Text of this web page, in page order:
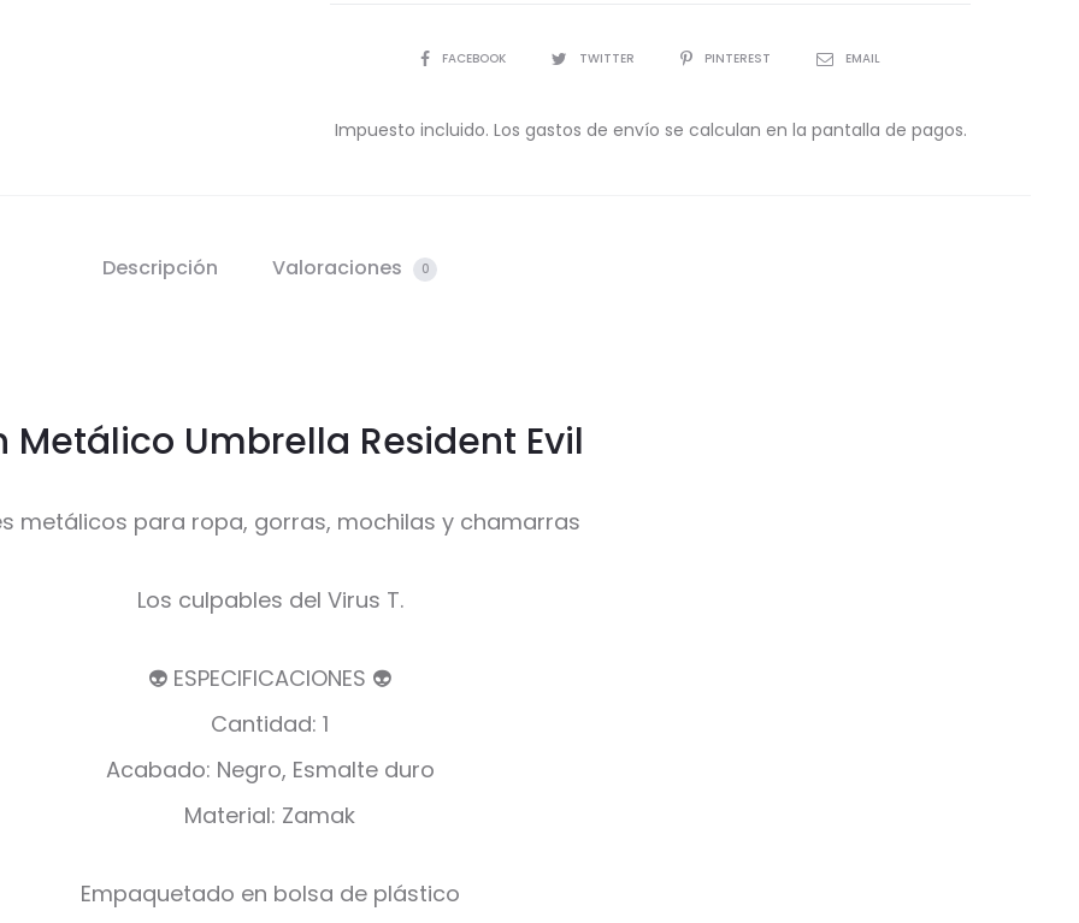
COMPARTIR
FACEBOOK TWITTER PINTEREST EMAIL
Impuesto incluido. Los gastos de envío se calculan en la pantalla de pagos.
Descripción Valoraciones 0
Metálico Umbrella Resident Evil
metálicos para ropa, gorras, mochilas y chamarras
Los culpables del Virus T.
👽 ESPECIFICACIONES 👽
Cantidad: 1
Acabado: Negro, Esmalte duro
Material: Zamak
Empaquetado en bolsa de plástico